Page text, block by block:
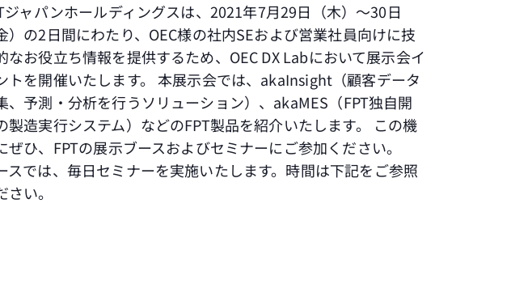
ジャパンホールディングスは、2021年7月29日（木）～30日
）の2日間にわたり、OEC様の社内SEおよび営業社員向けに技
なお役立ち情報を提供するため、OEC DX Labにおいて展示会イ
トを開催いたします。 本展示会では、akaInsight（顧客データ
、予測・分析を行うソリューション）、akaMES（FPT独自開
製造実行システム）などのFPT製品を紹介いたします。 この機
ぜひ、FPTの展示ブースおよびセミナーにご参加ください。
スでは、毎日セミナーを実施いたします。時間は下記をご参照
さい。